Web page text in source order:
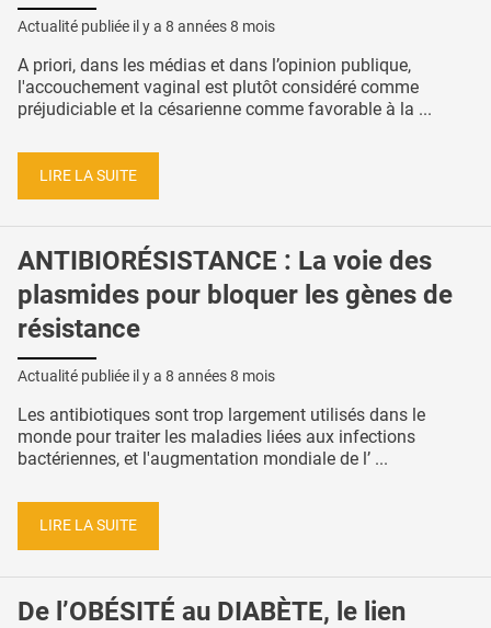
Actualité publiée il y a 8 années 8 mois
A priori, dans les médias et dans l’opinion publique,
l'accouchement vaginal est plutôt considéré comme
préjudiciable et la césarienne comme favorable à la ...
LIRE LA SUITE
ANTIBIORÉSISTANCE : La voie des
plasmides pour bloquer les gènes de
résistance
Actualité publiée il y a 8 années 8 mois
Les antibiotiques sont trop largement utilisés dans le
monde pour traiter les maladies liées aux infections
bactériennes, et l'augmentation mondiale de l’ ...
LIRE LA SUITE
De l’OBÉSITÉ au DIABÈTE, le lien